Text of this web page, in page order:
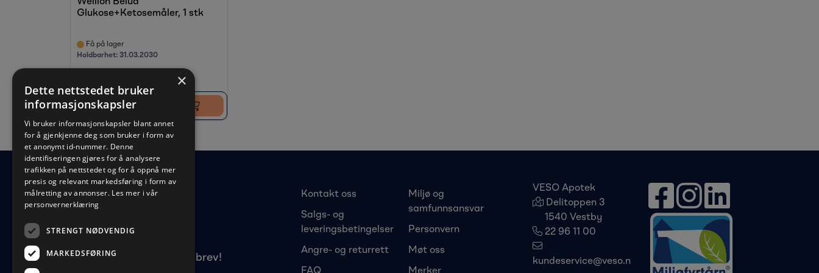
Glukose+Ketosemåler, 1 stk
Få på lager
Holdbarhet: 31.03.2030
Logg inn for å kjøpe
Meld deg på vårt nyhetsbrev!
Kontakt oss
Salgs- og
leveringsbetingelser
Angre- og returrett
Miljø og
samfunnsansvar
Personvern
Møt oss
VESO Apotek
Delitoppen 3
1540 Vestby
22 96 11 00
kundeservice@veso.n
×
Dette nettstedet bruker
informasjonskapsler
Vi bruker informasjonskapsler blant annet
for å gjenkjenne deg som bruker i form av
et anonymt id-nummer. Denne
identifiseringen gjøres for å analysere
trafikken på nettstedet og for å oppnå mer
presis og relevant markedsføring i form av
målretting av annonser. Les mer i vår
personvernerklæring
STRENGT NØDVENDIG
MARKEDSFØRING